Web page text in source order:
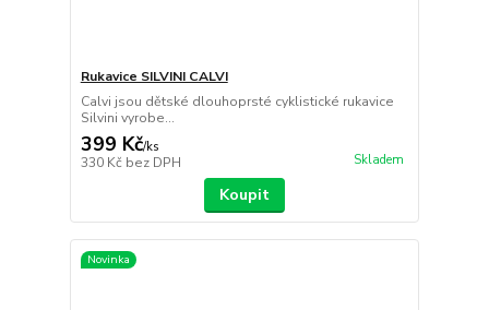
Rukavice SILVINI CALVI
Calvi jsou dětské dlouhoprsté cyklistické rukavice
Silvini vyrobe...
399 Kč/ks
330 Kč bez DPH Skladem
Koupit
Novinka